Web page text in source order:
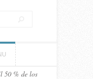
50 % de los